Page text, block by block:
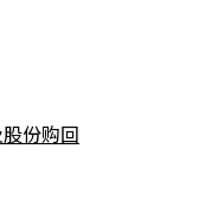
份购回